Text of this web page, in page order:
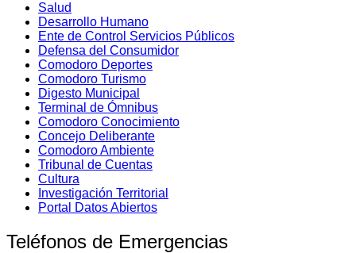
Salud
Desarrollo Humano
Ente de Control Servicios Públicos
Defensa del Consumidor
Comodoro Deportes
Comodoro Turismo
Digesto Municipal
Terminal de Ómnibus
Comodoro Conocimiento
Concejo Deliberante
Comodoro Ambiente
Tribunal de Cuentas
Cultura
Investigación Territorial
Portal Datos Abiertos
Teléfonos de Emergencias